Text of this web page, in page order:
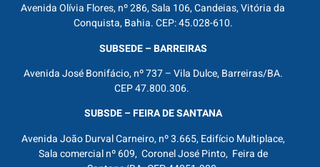
Avenida Olívia Flores, nº 286, Sala 106, Candeias, Vitória da
Conquista, Bahia. CEP: 45.028-610.
SUBSEDE – BARREIRAS
Avenida José Bonifácio, nº 737 – Vila Dulce, Barreiras/BA.
CEP 47.800.306.
SUBSDE – FEIRA DE SANTANA
Avenida João Durval Carneiro, nº 3.665, Edifício Multiplace,
Sala comercial nº 609, Coronel José Pinto, Feira de